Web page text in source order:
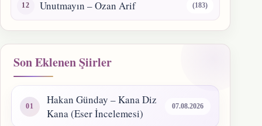
Unutmayın – Ozan Arif (183)
Son Eklenen Şiirler
Hakan Günday – Kana Diz
Kana (Eser İncelemesi)
07.08.2026